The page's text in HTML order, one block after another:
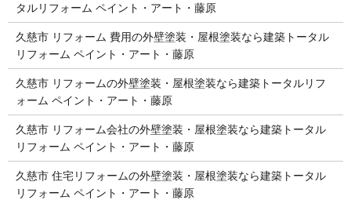
タルリフォーム ペイント・アート・藤原
久慈市 リフォーム 費用の外壁塗装・屋根塗装なら建築トータル
リフォーム ペイント・アート・藤原
久慈市 リフォームの外壁塗装・屋根塗装なら建築トータルリフ
ォーム ペイント・アート・藤原
久慈市 リフォーム会社の外壁塗装・屋根塗装なら建築トータル
リフォーム ペイント・アート・藤原
久慈市 住宅リフォームの外壁塗装・屋根塗装なら建築トータル
リフォーム ペイント・アート・藤原